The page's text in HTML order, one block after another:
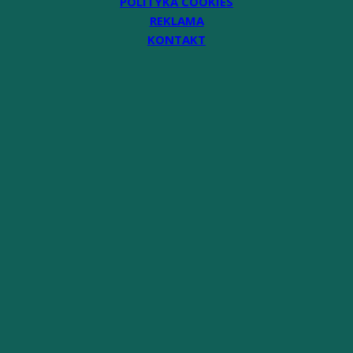
REKLAMA
KONTAKT